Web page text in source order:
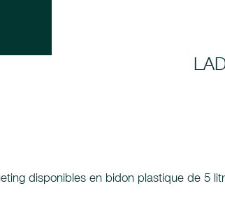
disponibles en bidon plastique de 5